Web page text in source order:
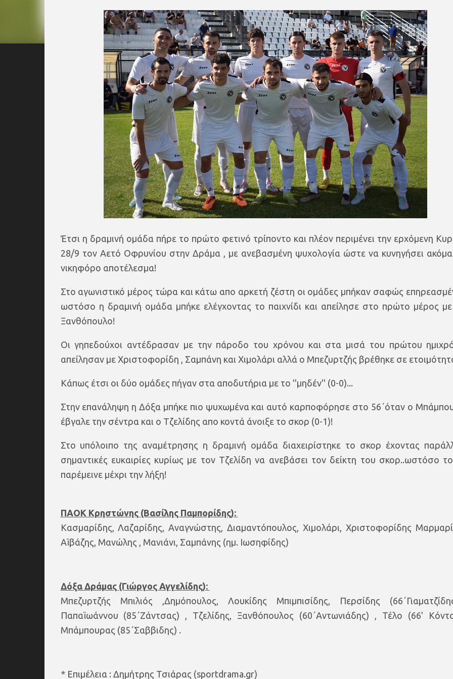
Έτσι η δραμινή ομάδα πήρε το πρώτο φετινό τρίποντο και πλέον περιμένει την ερχόμενη
28/9 τον Αετό Οφρυνίου στην Δράμα , με ανεβασμένη ψυχολογία ώστε να κυνηγήσει
νικηφόρο αποτέλεσμα!
Στο αγωνιστικό μέρος τώρα και κάτω απο αρκετή ζέστη οι ομάδες μπήκαν σαφώς
ωστόσο η δραμινή ομάδα μπήκε ελέγχοντας το παιχνίδι και απείλησε στο πρώτο μέρος
Ξανθόπουλο!
Οι γηπεδούχοι αντέδρασαν με την πάροδο του χρόνου και στα μισά του πρώτου
απείλησαν με Χριστοφορίδη , Σαμπάνη και Χιμολάρι αλλά ο Μπεζυρτζής βρέθηκε σε
Κάπως έτσι οι δύο ομάδες πήγαν στα αποδυτήρια με το ''μηδέν'' (0-0)...
Στην επανάληψη η Δόξα μπήκε πιο ψυχωμένα και αυτό καρποφόρησε στο 56΄όταν ο
έβγαλε την σέντρα και ο Τζελίδης απο κοντά άνοιξε το σκορ (0-1)!
Στο υπόλοιπο της αναμέτρησης η δραμινή ομάδα διαχειρίστηκε το σκορ έχοντας
σημαντικές ευκαιρίες κυρίως με τον Τζελίδη να ανεβάσει τον δείκτη του σκορ..ωστόσο
παρέμεινε μέχρι την λήξη!
ΠΑΟΚ Κρηστώνης (Βασίλης Παμπορίδης):
Κασμαρίδης, Λαζαρίδης, Αναγνώστης, Διαμαντόπουλος, Χιμολάρι, Χριστοφορίδης
Αϊβάζης, Μανώλης , Μανιάνι, Σαμπάνης (ημ. Ιωσηφίδης)
Δόξα Δράμας (Γιώργος Αγγελίδης):
Μπεζυρτζής Μπιλιός ,Δημόπουλος, Λουκίδης Μπιμπισίδης, Περσίδης
Παπαϊωάννου (85΄Ζάντσας) , Τζελίδης, Ξανθόπουλος (60΄Αντωνιάδης) , Τέλο (66'
Μπάμπουρας (85΄Σαββιδης) .
* Επιμέλεια : Δημήτρης Τσιάρας (sportdrama.gr)